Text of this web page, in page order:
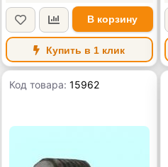
В корзину
Купить в 1 клик
Код товара:15962